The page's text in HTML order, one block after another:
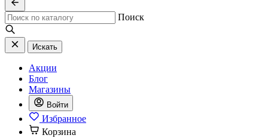
Поиск
Искать
Акции
Блог
Магазины
Войти
Избранное
Корзина